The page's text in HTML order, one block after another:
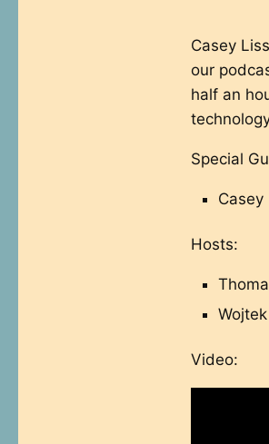
Casey
our
half an
Special
Casey
Hosts:
Video: